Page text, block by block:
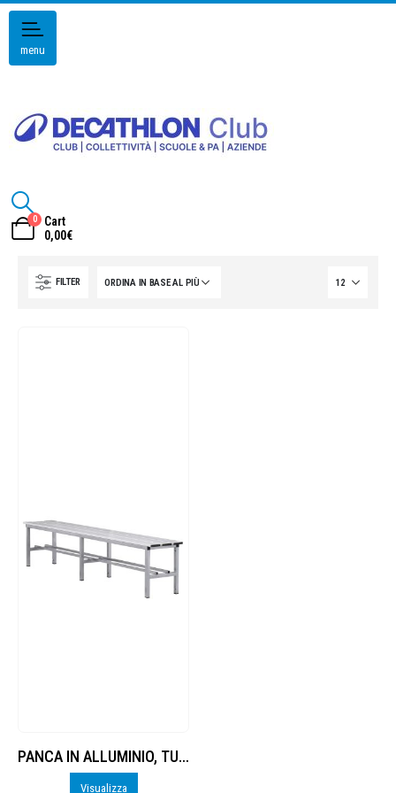
menu
0
Cart
0,00€
FILTER
PANCA IN ALLUMINIO, TUBO QUADRO SEZ.
Visualizza